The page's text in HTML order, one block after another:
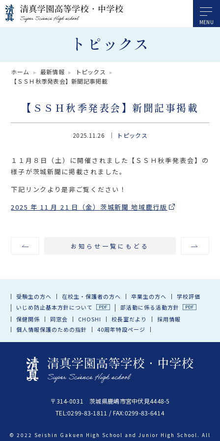
トピックス
ホーム 最新情報
トピックス
【ＳＳＨ秋季発表会】新聞記事掲載
【ＳＳＨ秋季発表会】新聞記事掲載
2025.11.26 トピックス
１１月８日（土）に開催されました【ＳＳＨ秋季発表会】の
様子が茨城新聞に掲載されました。
下記リンクより是非ご覧ください！
2025 年 11 月 21 日（金）茨城新聞 地域鹿行版
お知らせ一覧にもどる
受験生の方へ 在校生・保護者の方へ 卒業生の方へ
学校評価
いじめ防止基本方針について
部活動に係る活動方針
保健関係
同窓会 CHOSHI 校長室だより
採用情報
個人情報保護のための指針
40周年特設ページ
〒314-0031 茨城県鹿嶋市宮中伏見4448-5
TEL:0299-83-1811 / FAX:0299-83-6414
© 2022 Seishin Gakuen High School and Junior High School. All